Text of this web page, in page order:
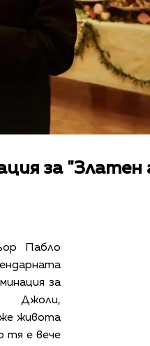
за "Златен
Пабло
за
Джоли,
живота
тя е вече